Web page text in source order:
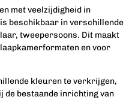
met veelzijdigheid in
beschikbaar in verschillende
tweepersoons. Dit maakt
en voor
kleuren te verkrijgen,
de bestaande inrichting van